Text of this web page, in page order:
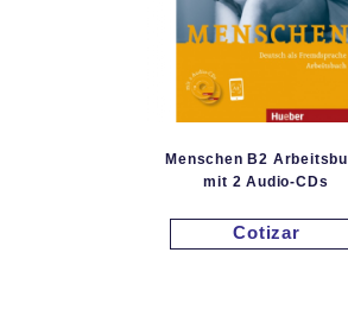
Menschen B2
mit 2 Audio-CDs
Cotizar